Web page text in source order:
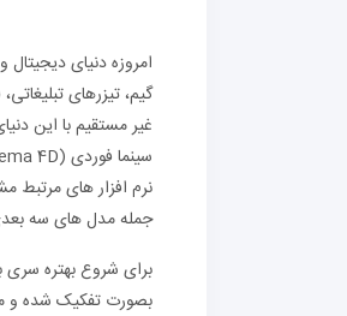
امروزه دنیای
گیم، تیزرهای
نرم افزار های مرتبط
جمله مدل های سه
برای شروع بهتره سری